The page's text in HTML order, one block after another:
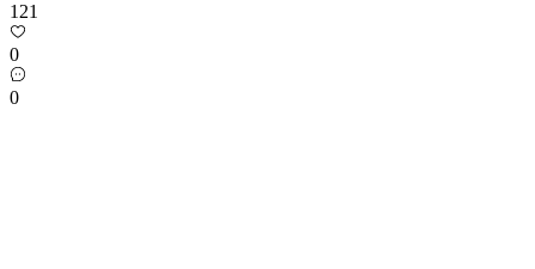
121
0
0